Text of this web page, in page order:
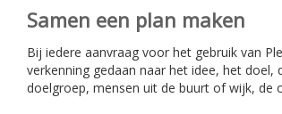
Samen een plan maken
Bij iedere aanvraag voor het gebruik van
verkenning gedaan naar het idee, het
doelgroep, mensen uit de buurt of wijk, de